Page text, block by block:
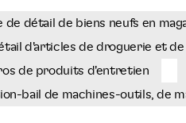
détail de biens neufs en
d'articles de droguerie et
de produits d'entretien
bail de machines-outils, de